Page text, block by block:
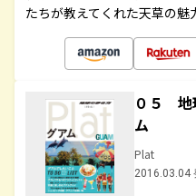
たちが教えてくれた天草の魅
０５ 地
ム
Plat
2016.03.04